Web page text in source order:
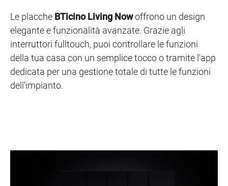
Le placche BTicino Living Nowoffrono un design
elegante e funzionalità avanzate. Grazie agli
interruttori fulltouch, puoi controllare le funzioni
della tua casa con un semplice tocco o tramite l'app
dedicata per una gestione totale di tutte le funzioni
dell'impianto.